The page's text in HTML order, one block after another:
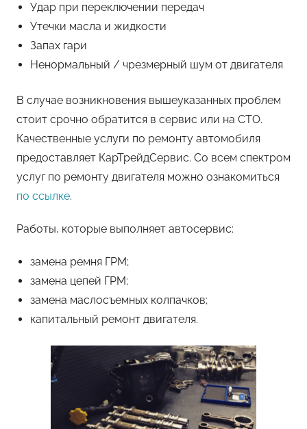
Удар при переключении передач
Утечки масла и жидкости
Запах гари
Ненормальный / чрезмерный шум от двигателя
В случае возникновения вышеуказанных проблем
стоит срочно обратится в сервис или на СТО.
Качественные услуги по ремонту автомобиля
предоставляет КарТрейдСервис. Со всем спектром
услуг по ремонту двигателя можно ознакомиться
по ссылке.
Работы, которые выполняет автосервис:
замена ремня ГРМ;
замена цепей ГРМ;
замена маслосъемных колпачков;
капитальный ремонт двигателя.